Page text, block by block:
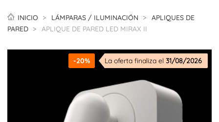
INICIO LÁMPARAS / ILUMINACIÓN
APLIQUES DE
PARED
APLIQUE DE PARED LED MIRAX II
-20% La oferta finaliza el 31/08/2026